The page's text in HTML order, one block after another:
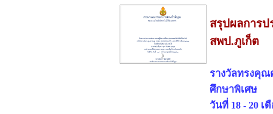
สรุปผลการ
สพป.ภูเก็ต
รางวัลทรงคุณ
ศึกษาพิเศษ
วันที่ 18 - 20 เ